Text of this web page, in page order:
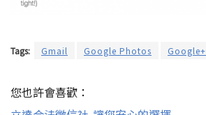
Tags: Gmail Google Photos Google+
您也許會喜歡：